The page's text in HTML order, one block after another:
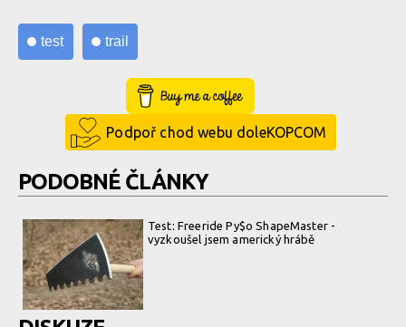
test trail
Buy Me a Coffee
Podpoř chod webu doleKOPCOM
PODOBNÉ ČLÁNKY
Test: Freeride Py$o ShapeMaster -
vyzkoušel jsem americký hrábě